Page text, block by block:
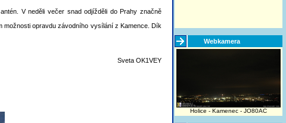
V neděli večer snad odjížděli do Prahy značně
možnosti opravdu závodního vysílání z Kamence. Dík
Sveta OK1VEY
Webkamera
Holice - Kamenec - JO80AC